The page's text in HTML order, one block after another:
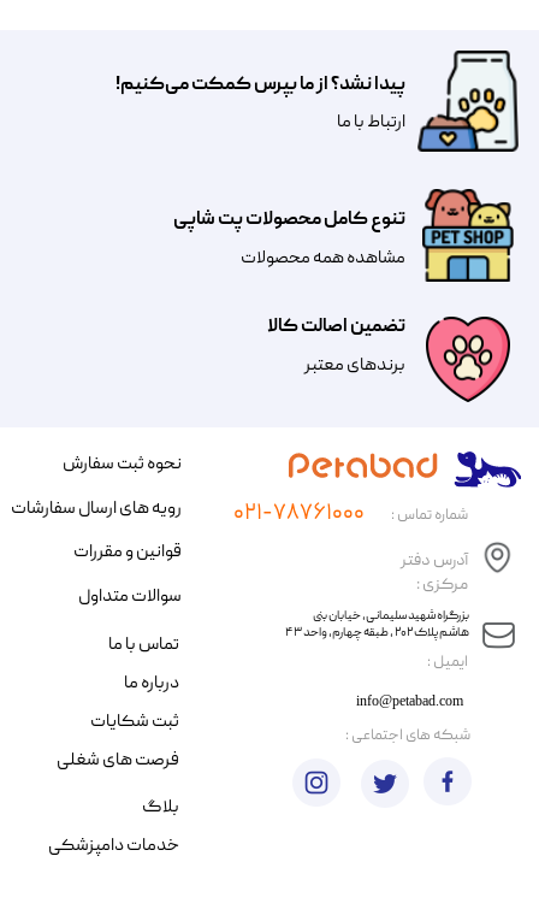
تضمین اصالت کالا
​​برندهای معتبر​​​​​​​
تنوع کامل محصولات پت شاپی
مشاهده همه محصولات
پیدا نشد؟ از ما بپرس کمکت می‌کنیم!
​​​ارتباط با ما
​ایمیل :
آدرس دفتر
مرکزی :
info@petabad.com
​​بزرگراه شهید سلیمانی، خیابان بنی
هاشم پلاک ۲۰۲ ، طبقه چهارم، واحد ۴۳
شماره تماس : ۰۲۱-۷۸۷۶۱۰۰۰
نحوه ثبت سفارش
رویه های ارسال سفارشات
قوانین و مقررات
سوالات متداول
تماس با ما
درباره ما
ثبت شکایات
فرصت های شغلی
​شبکه های اجتماعی :
بلاگ
خدمات دامپزشکی